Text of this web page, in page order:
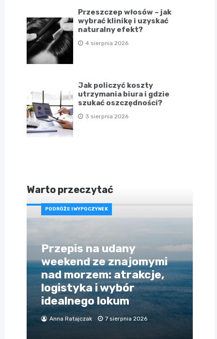
Przeszczep włosów – jak
wybrać klinikę i uzyskać
naturalny efekt?
4 sierpnia 2026
Jak policzyć koszty
utrzymania biura i gdzie
szukać oszczędności?
3 sierpnia 2026
Warto przeczytać
PODRÓŻE I WYPOCZYNEK
Przepis na udany
weekend ze znajomymi
nad morzem: atrakcje,
logistyka i wybór
idealnego lokum
Anna Ratajczak 7 sierpnia 2026